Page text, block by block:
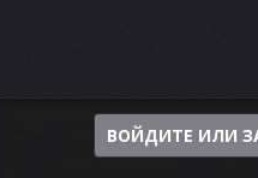
ВОЙДИТЕ ИЛИ